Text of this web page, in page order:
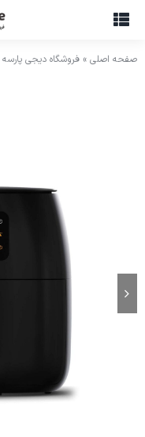
صفحه اصلی » فروشگاه دیجی پارسه